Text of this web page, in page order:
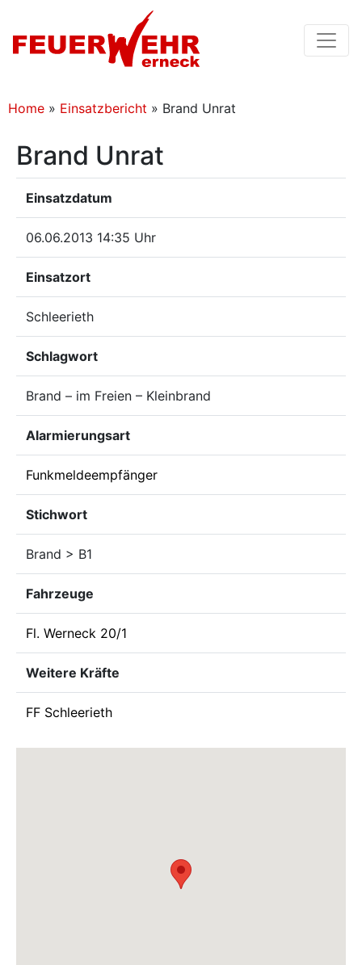
Home » Einsatzbericht » Brand Unrat
Brand Unrat
Einsatzdatum
06.06.2013 14:35 Uhr
Einsatzort
Schleerieth
Schlagwort
Brand – im Freien – Kleinbrand
Alarmierungsart
Funkmeldeempfänger
Stichwort
Brand > B1
Fahrzeuge
Fl. Werneck 20/1
Weitere Kräfte
FF Schleerieth